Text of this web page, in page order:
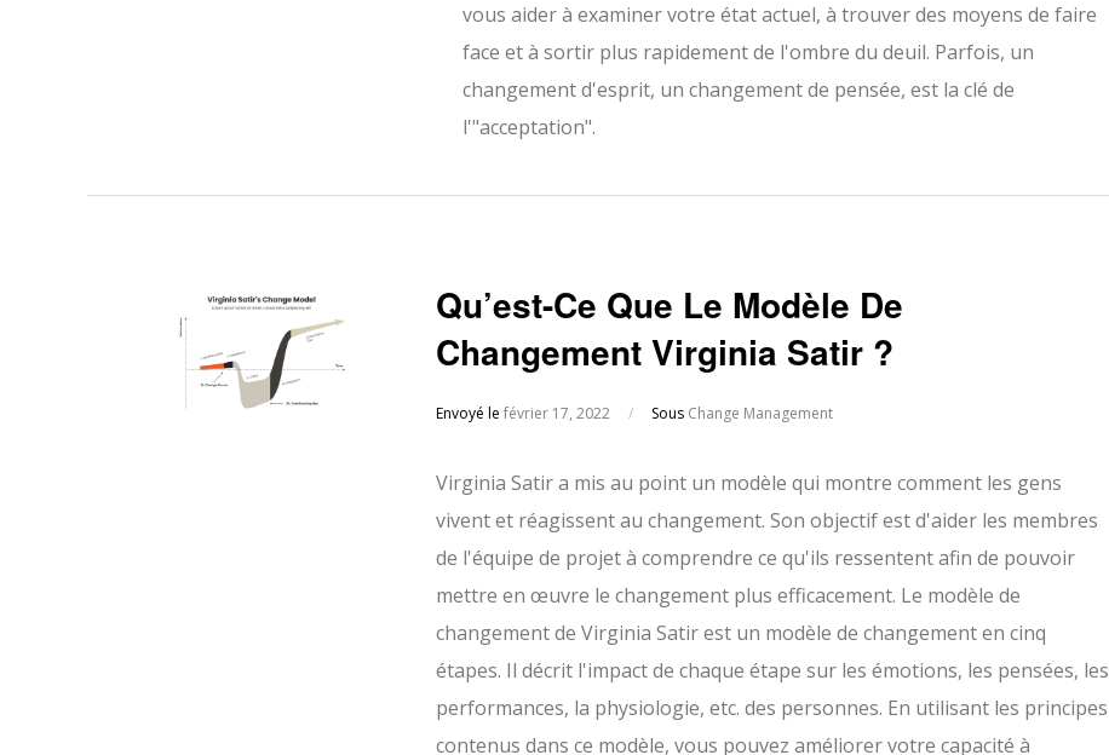
vous aider à examiner votre état actuel, à trouver des moyens de faire
face et à sortir plus rapidement de l'ombre du deuil. Parfois, un
changement d'esprit, un changement de pensée, est la clé de
l'"acceptation".
Qu’est-Ce Que Le Modèle De
Changement Virginia Satir ?
Envoyé le février 17, 2022 / Sous Change Management
Virginia Satir a mis au point un modèle qui montre comment les gens
vivent et réagissent au changement. Son objectif est d'aider les membres
de l'équipe de projet à comprendre ce qu'ils ressentent afin de pouvoir
mettre en œuvre le changement plus efficacement. Le modèle de
changement de Virginia Satir est un modèle de changement en cinq
étapes. Il décrit l'impact de chaque étape sur les émotions, les pensées, les
performances, la physiologie, etc. des personnes. En utilisant les principes
contenus dans ce modèle, vous pouvez améliorer votre capacité à